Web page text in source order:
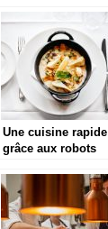
Une cuisine rapide
grâce aux robots